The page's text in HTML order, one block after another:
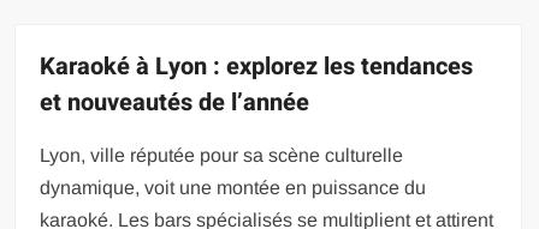
Karaoké à Lyon : explorez les tendances
et nouveautés de l’année
Lyon, ville réputée pour sa scène culturelle
dynamique, voit une montée en puissance du
karaoké. Les bars spécialisés se multiplient et attirent